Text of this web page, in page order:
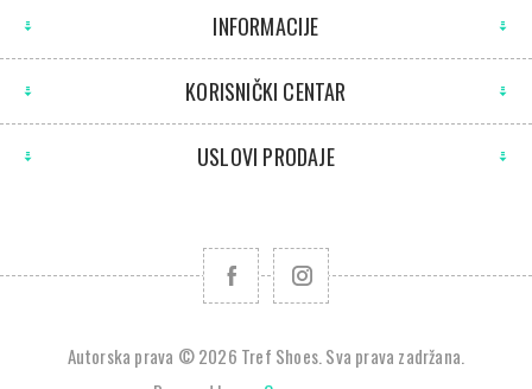
INFORMACIJE
KORISNIČKI CENTAR
USLOVI PRODAJE
Autorska prava © 2026 Tref Shoes. Sva prava zadržana.